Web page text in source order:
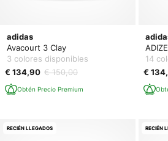
adidas
Avacourt 3 Clay
3 colores disponibles
€ 134,90 € 150,00
Obtén Precio Premium
14
€
RECIÉN LLEGADOS RECIÉN